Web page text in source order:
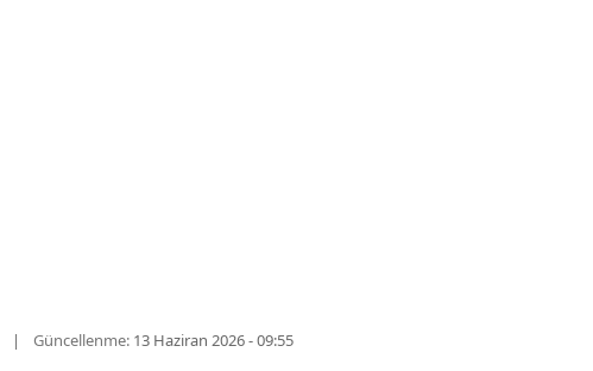
Güncellenme: 13 Haziran 2026 - 09:55